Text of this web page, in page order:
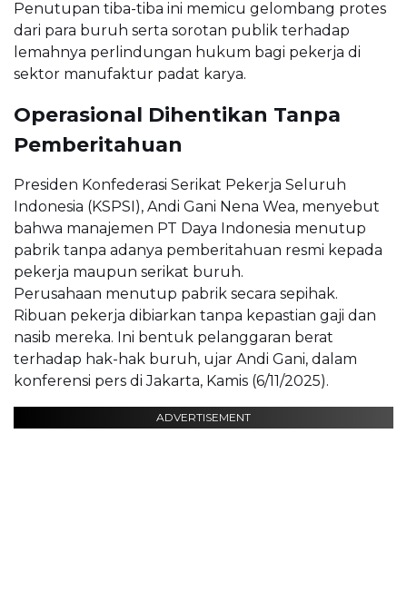
Penutupan tiba-tiba ini memicu gelombang protes
dari para buruh serta sorotan publik terhadap
lemahnya perlindungan hukum bagi pekerja di
sektor manufaktur padat karya.
Operasional Dihentikan Tanpa
Pemberitahuan
Presiden Konfederasi Serikat Pekerja Seluruh
Indonesia (KSPSI), Andi Gani Nena Wea, menyebut
bahwa manajemen PT Daya Indonesia menutup
pabrik tanpa adanya pemberitahuan resmi kepada
pekerja maupun serikat buruh.
Perusahaan menutup pabrik secara sepihak.
Ribuan pekerja dibiarkan tanpa kepastian gaji dan
nasib mereka. Ini bentuk pelanggaran berat
terhadap hak-hak buruh, ujar Andi Gani, dalam
konferensi pers di Jakarta, Kamis (6/11/2025).
ADVERTISEMENT